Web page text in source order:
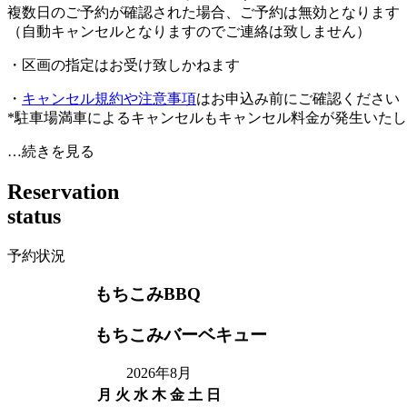
複数日のご予約が確認された場合、ご予約は無効となります
（自動キャンセルとなりますのでご連絡は致しません）
・区画の指定はお受け致しかねます
・ キャンセル規約や注意事項はお申込み前にご確認ください
*駐車場満車によるキャンセルもキャンセル料金が発生いた
…続きを見る
Reservation
status
予約状況
もちこみBBQ
もちこみバーベキュー
2026年8月
月 火 水 木 金 土 日